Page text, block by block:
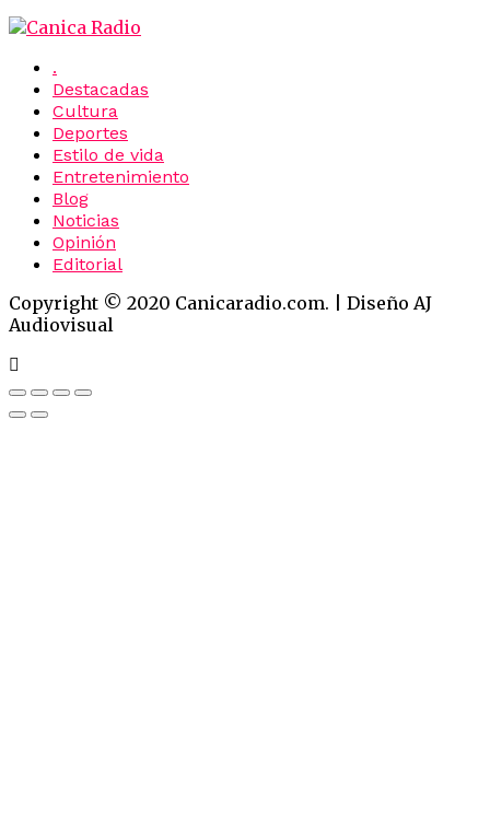
.
Destacadas
Cultura
Deportes
Estilo de vida
Entretenimiento
Blog
Noticias
Opinión
Editorial
Copyright © 2020 Canicaradio.com. | Diseño AJ
Audiovisual